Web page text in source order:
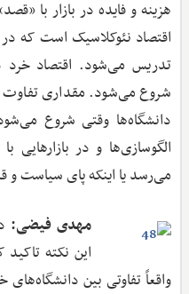
هزینه و فایده در بازار با
اقتصاد نئوکلاسیک است که در
تدریس می‌شود. اقتصاد خرد
شروع می‌شود. مقداری تفاوت
دانشگاه‌ها وقتی شروع
الگو‌سازی‌ها و در بازارهایی
می‌رسد یا اینکه پای سیاست
مهدی فیضی:
این نکته
واقعاً تفاوتی بین